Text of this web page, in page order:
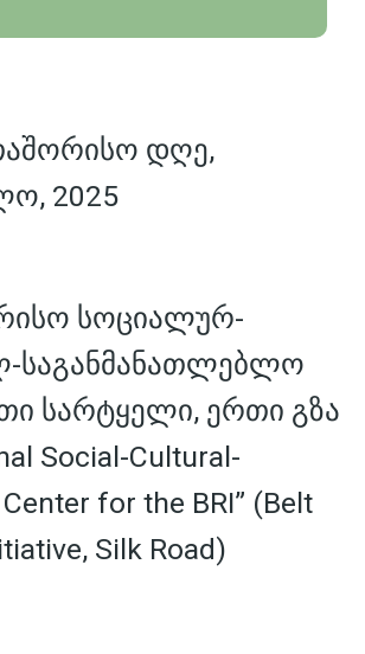
დღე,
2025
სოციალურ-
საგანმანათლებლო
სარტყელი, ერთი გზა
Social-Cultural-
for the BRI” (Belt
Silk Road)